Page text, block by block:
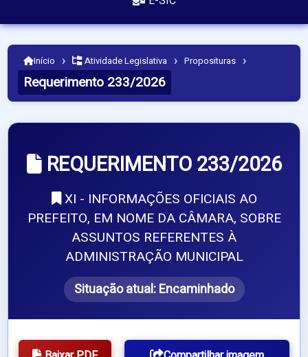
Início › Atividade Legislativa › Proposituras ›
Requerimento 233/2026
REQUERIMENTO 233/2026
XI - INFORMAÇÕES OFICIAIS AO
PREFEITO, EM NOME DA CÂMARA, SOBRE
ASSUNTOS REFERENTES À
ADMINISTRAÇÃO MUNICIPAL
Situação atual:Encaminhado